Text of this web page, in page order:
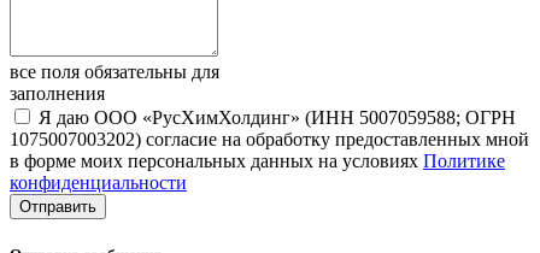
все поля обязательны для
заполнения
Я даю ООО «РусХимХолдинг» (ИНН 5007059588; ОГРН
1075007003202) согласие на обработку предоставленных мной
в форме моих персональных данных на условиях Политике
конфиденциальности